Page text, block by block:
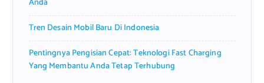
Tren Desain Mobil Baru Di Indonesia
Pentingnya Pengisian Cepat: Teknologi Fast Charging
Yang Membantu Anda Tetap Terhubung